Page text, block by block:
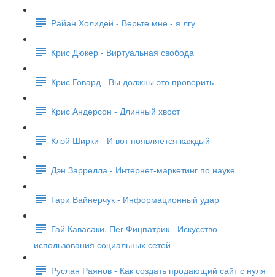
Райан Холидей - Верьте мне - я лгу
Крис Дюкер - Виртуальная свобода
Крис Говард - Вы должны это проверить
Крис Андерсон - Длинный хвост
Клэй Ширки - И вот появляется каждый
Дэн Заррелла - Интернет-маркетинг по науке
Гари Вайнерчук - Информационный удар
Гай Кавасаки, Пег Фицпатрик - Искусство
использования социальных сетей
Руслан Раянов - Как создать продающий сайт с нуля